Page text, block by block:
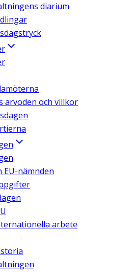
diarium
arvoden och villkor
nämnden
arbete